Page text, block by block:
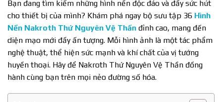
Bạn đang tìm kiếm những hình nền độc đáo và đầy sức hút
cho thiết bị của mình? Khám phá ngay bộ sưu tập 36 Hình
Nền Nakroth Thứ Nguyên Vệ Thần đỉnh cao, mang đến
diện mạo mới đầy ấn tượng. Mỗi hình ảnh là một tác phẩm
nghệ thuật, thể hiện sức mạnh và khí chất của vị tướng
huyền thoại. Hãy để Nakroth Thứ Nguyên Vệ Thần đồng
hành cùng bạn trên mọi nẻo đường số hóa.